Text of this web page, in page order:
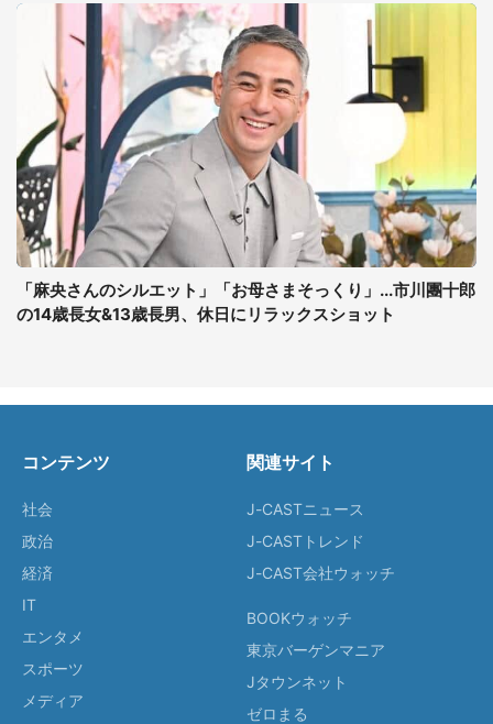
「麻央さんのシルエット」「お母さまそっくり」...市川團十郎
の14歳長女&13歳長男、休日にリラックスショット
コンテンツ
社会
政治
経済
IT
エンタメ
スポーツ
メディア
関連サイト
J-CASTニュース
J-CASTトレンド
J-CAST会社ウォッチ
BOOKウォッチ
東京バーゲンマニア
Jタウンネット
ゼロまる